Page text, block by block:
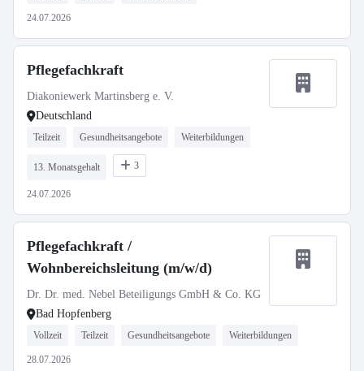
24.07.2026
Pflegefachkraft
Diakoniewerk Martinsberg e. V.
Deutschland
Teilzeit Gesundheitsangebote Weiterbildungen
13. Monatsgehalt 3
24.07.2026
Pflegefachkraft /
Wohnbereichsleitung (m/w/d)
Dr. Dr. med. Nebel Beteiligungs GmbH & Co. KG
Bad Hopfenberg
Vollzeit Teilzeit Gesundheitsangebote Weiterbildungen
28.07.2026